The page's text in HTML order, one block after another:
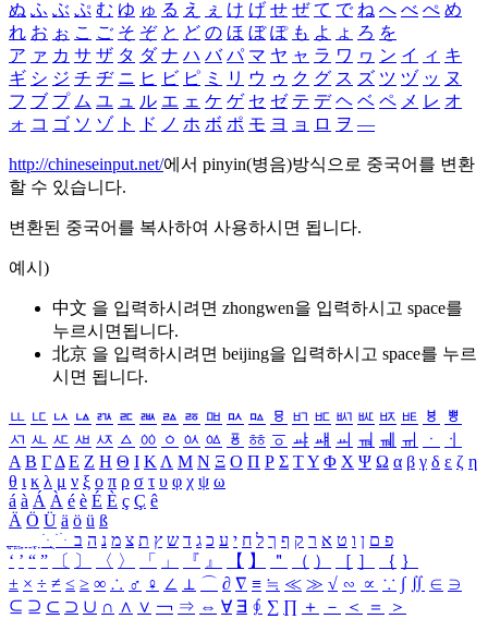
ぬ ふ ぶ ぷ む ゆ ゅ る え ぇ け げ せ ぜ て で ね へ べ ぺ め
れ お ぉ こ ご そ ぞ と ど の ほ ぼ ぽ も よ ょ ろ を
ア ァ カ サ ザ タ ダ ナ ハ バ パ マ ヤ ャ ラ ワ ヮ ン イ ィ キ
ギ シ ジ チ ヂ ニ ヒ ビ ピ ミ リ ウ ゥ ク グ ス ズ ツ ヅ ッ ヌ
フ ブ プ ム ユ ュ ル エ ェ ケ ゲ セ ゼ テ デ ヘ ベ ペ メ レ オ
ォ コ ゴ ソ ゾ ト ド ノ ホ ボ ポ モ ヨ ョ ロ ヲ ―
http://chineseinput.net/에서 pinyin(병음)방식으로 중국어를 변환
할 수 있습니다.
변환된 중국어를 복사하여 사용하시면 됩니다.
예시)
中文 을 입력하시려면 zhongwen을 입력하시고 space를
누르시면됩니다.
北京 을 입력하시려면 beijing을 입력하시고 space를 누르
시면 됩니다.
ㅥ ㅦ ㅧ ㅨ ㅩ ㅪ ㅫ ㅬ ㅭ ㅮ ㅯ ㅰ ㅱ ㅲ ㅳ ㅴ ㅵ ㅶ ㅷ ㅸ
ㅹ
ㅺ ㅻ ㅼ ㅽ ㅾ ㅿ ㆀ ㆁ ㆂ ㆃ ㆄ ㆅ ㆆ ㆇ ㆈ ㆉ ㆊ ㆋ ㆌ ㆍ
ㆎ
Α Β ΓΔ Ε Ζ Η Θ Ι ΚΛ Μ Ν Ξ Ο Π Ρ Σ ΤΥ Φ Χ Ψ Ω α β γ δ ε ζ η
θ ι κ λ μ ν ξ ο π ρ σ τ υ φ χ ψ ω
á à Á À é è É È ç Ç ê
Ä Ö Ü ä ö ü ß
ִֶֹ ֻּ ׁׂ פ ם ן ו ט א ר ק ף ך ל ח י ע כ ג ד ש ץ ת צ מ נ ה ב
‘ ’ “ ” 〔 〕 〈 〉 「 」 『 』 【 】 ＂ （ ） ［ ］ ｛ ｝
± × ÷ ≠ ≤ ≥ ∞ ∴ ♂ ♀ ∠ ⊥ ⌒ ∂ ∇ ≡ ≒ ≪ ≫ √ ∽ ∝ ∵ ∫ ∬ ∈ ∋
⊆ ⊇ ⊂ ⊃ ∪ ∩ ∧ ∨ ￢ ⇒ ⇔ ∀ ∃ ∮ ∑ ∏ ＋ － ＜ ＝
＞